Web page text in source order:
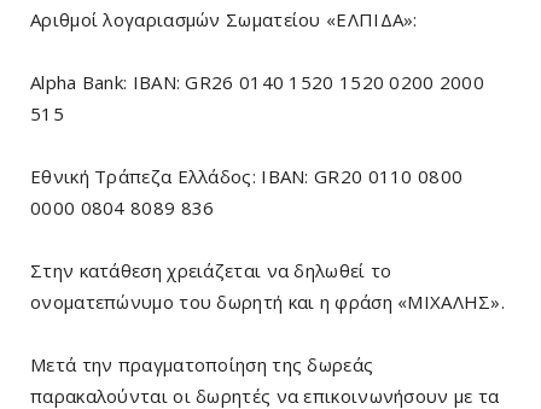
Αριθμοί λογαριασμών Σωματείου «ΕΛΠΙΔΑ»:
Alpha Bank: IBAN: GR26 0140 1520 1520 0200 2000
515
Εθνική Τράπεζα Ελλάδος: IBAN: GR20 0110 0800
0000 0804 8089 836
Στην κατάθεση χρειάζεται να δηλωθεί το
ονοματεπώνυμο του δωρητή και η φράση «ΜΙΧΑΛΗΣ».
Μετά την πραγματοποίηση της δωρεάς
παρακαλούνται οι δωρητές να επικοινωνήσουν με τα